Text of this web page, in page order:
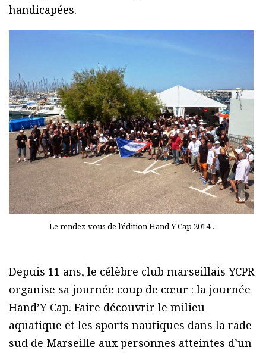
handicapées.
Le rendez-vous de l’édition Hand’Y Cap 2014…
Depuis 11 ans, le célèbre club marseillais YCPR
organise sa journée coup de cœur : la journée
Hand’Y Cap. Faire découvrir le milieu
aquatique et les sports nautiques dans la rade
sud de Marseille aux personnes atteintes d’un